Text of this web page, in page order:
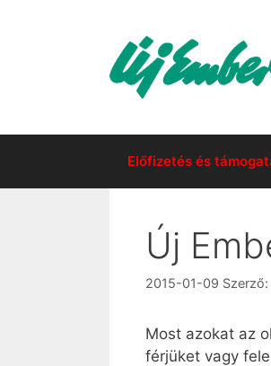
Előfizetés és
Új
2015-01-09 Szerző:
Most azokat az
férjüket vagy